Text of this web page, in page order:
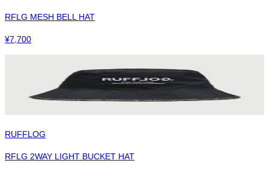
RFLG MESH BELL HAT
¥7,700
RUFFLOG
RFLG 2WAY LIGHT BUCKET HAT